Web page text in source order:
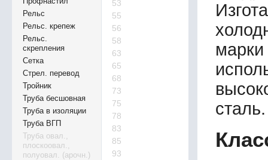
Рельс
Рельс. крепеж
Рельс.
скрепления
Сетка
Стрел. перевод
Тройник
Труба бесшовная
Труба в изоляции
Труба ВГП
Труба овал.,
плоскоовал.,
полуовал. (арочн.)
53
55
56
58
63
65
68
73
75
78
83
85
93
сталь.